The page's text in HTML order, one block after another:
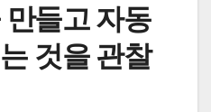
들고 자동
것을 관찰